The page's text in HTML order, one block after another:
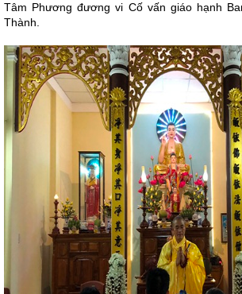
Tâm Phương đương vi Cố vấn giáo hạnh
Thành.